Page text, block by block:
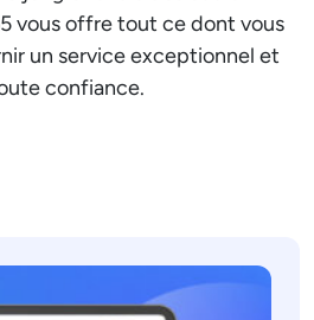
vous offre tout ce dont vous
un service exceptionnel et
confiance.